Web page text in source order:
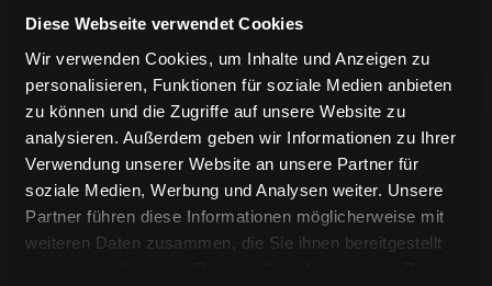
Diese Webseite verwendet Cookies
Wir verwenden Cookies, um Inhalte und Anzeigen zu
personalisieren, Funktionen für soziale Medien anbieten
zu können und die Zugriffe auf unsere Website zu
analysieren. Außerdem geben wir Informationen zu Ihrer
Verwendung unserer Website an unsere Partner für
soziale Medien, Werbung und Analysen weiter. Unsere
Partner führen diese Informationen möglicherweise mit
weiteren Daten zusammen, die Sie ihnen bereitgestellt
CAPS & CO